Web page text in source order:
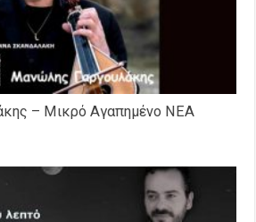
– Μικρό Αγαπημένο NEΑ